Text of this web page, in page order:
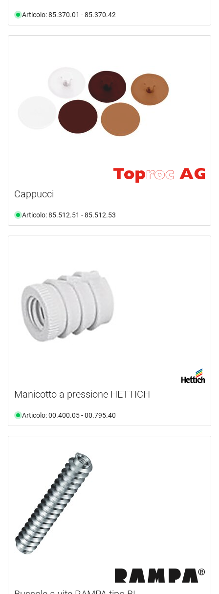
Articolo: 85.370.01 - 85.370.42
Cappucci
Articolo: 85.512.51 - 85.512.53
Manicotto a pressione HETTICH
Articolo: 00.400.05 - 00.795.40